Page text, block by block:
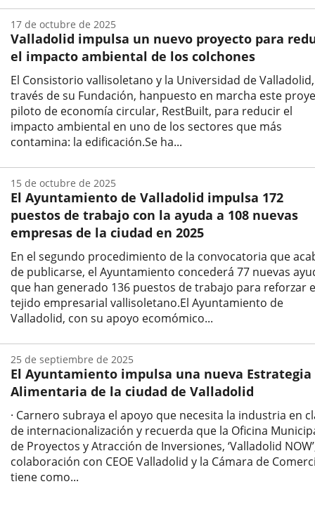
la
noticia
Valladolid impulsa un nuevo proyecto para
el impacto ambiental de los colchones
El Consistorio vallisoletano y la Universidad de
través de su Fundación, hanpuesto en marcha este
piloto de economía circular, RestBuilt, para reducir el
impacto ambiental en uno de los sectores que más
contamina: la edificación.Se ha...
la
noticia
17 de octubre de 2025
El Ayuntamiento de Valladolid impulsa 172
puestos de trabajo con la ayuda a 108 nuevas
empresas de la ciudad en 2025
En el segundo procedimiento de la convocatoria que
de publicarse, el Ayuntamiento concederá 77 nuevas
que han generado 136 puestos de trabajo para reforzar
tejido empresarial vallisoletano.El Ayuntamiento de
Valladolid, con su apoyo ecomómico...
la
noticia
15 de octubre de 2025
El Ayuntamiento impulsa una nueva Estrategia
Alimentaria de la ciudad de Valladolid
· Carnero subraya el apoyo que necesita la industria en
de internacionalización y recuerda que la Oficina
de Proyectos y Atracción de Inversiones, ‘Valladolid
colaboración con CEOE Valladolid y la Cámara de
tiene como...
25 de septiembre de 2025